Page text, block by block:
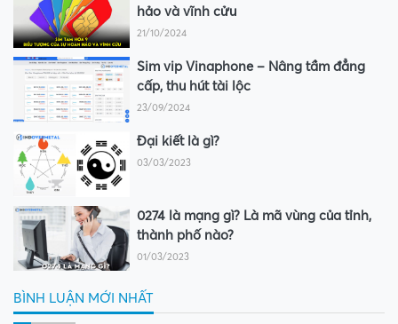
hảo và vĩnh cửu
21/10/2024
Sim vip Vinaphone – Nâng tầm đẳng
cấp, thu hút tài lộc
23/09/2024
Đại kiết là gì?
03/03/2023
0274 là mạng gì? Là mã vùng của tỉnh,
thành phố nào?
01/03/2023
BÌNH LUẬN MỚI NHẤT